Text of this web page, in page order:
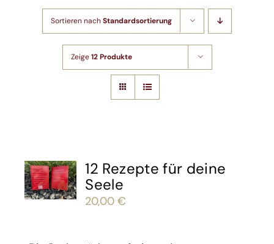
Sortieren nachStandardsortierung
Zeige12 Produkte
12 Rezepte für deine
Seele
20,00€